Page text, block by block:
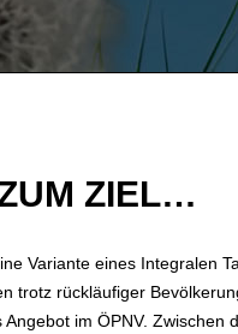
ZIEL…
Variante eines Integralen
trotz rückläufiger
im ÖPNV.